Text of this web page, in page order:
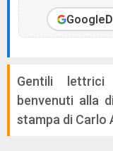
Google
Gentili
benvenuti alla
stampa di Carlo